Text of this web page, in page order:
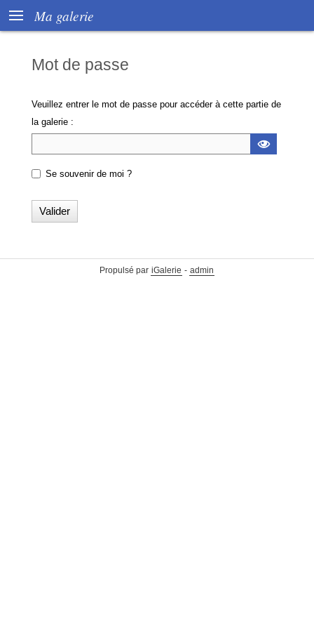
 Ma galerie
Mot de passe
Veuillez entrer le mot de passe pour accéder à cette partie de
la galerie :

Se souvenir de moi ?
Propulsé par iGalerie - admin